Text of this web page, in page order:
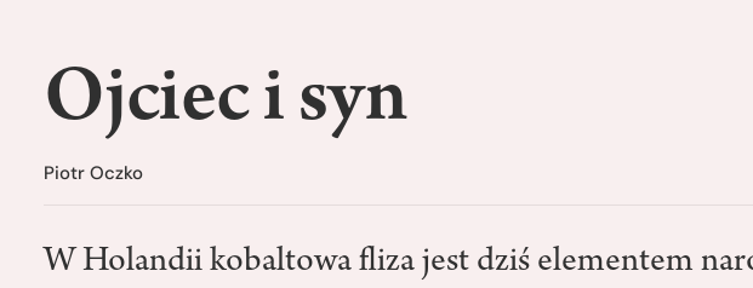
Ojciec i syn
Piotr Oczko
W Holandii kobaltowa fliza jest dziś elementem